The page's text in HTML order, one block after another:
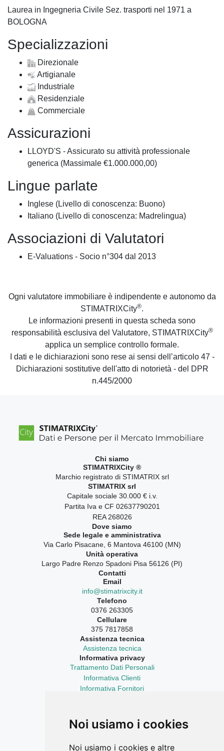
Noi usiamo i cookies
Noi usiamo i cookies e altre
Laurea in Ingegneria Civile Sez. trasporti nel 1971 a
BOLOGNA
Specializzazioni
Direzionale
Artigianale
Industriale
Residenziale
Commerciale
Assicurazioni
LLOYD'S - Assicurato su attività professionale
generica (Massimale €1.000.000,00)
Lingue parlate
Inglese (Livello di conoscenza: Buono)
Italiano (Livello di conoscenza: Madrelingua)
Associazioni di Valutatori
E-Valuations - Socio n°304 dal 2013
Ogni valutatore immobiliare è indipendente e autonomo da
STIMATRIXCity®.
Le informazioni presenti in questa scheda sono
responsabilità esclusiva del Valutatore, STIMATRIXCity®
applica un semplice controllo formale.
I dati e le dichiarazioni sono rese ai sensi dell’articolo 47 -
Dichiarazioni sostitutive dell'atto di notorietà - del DPR
n.445/2000
Chi siamo
STIMATRIXCity ®
Marchio registrato di STIMATRIX srl
STIMATRIX srl
Capitale sociale 30.000 € i.v.
Partita Iva e CF 02637790201
REA 268026
Dove siamo
Sede legale e amministrativa
Via Carlo Pisacane, 6 Mantova 46100 (MN)
Unità operativa
Largo Padre Renzo Spadoni Pisa 56126 (PI)
Contatti
Email
info@stimatrixcity.it
Telefono
0376 263305
Cellulare
375 7817858
Assistenza tecnica
Assistenza tecnica
Informativa privacy
Trattamento Dati Personali
Informativa Clienti
Informativa Fornitori
LinkedIn
Facebook Ricerca Compravendite